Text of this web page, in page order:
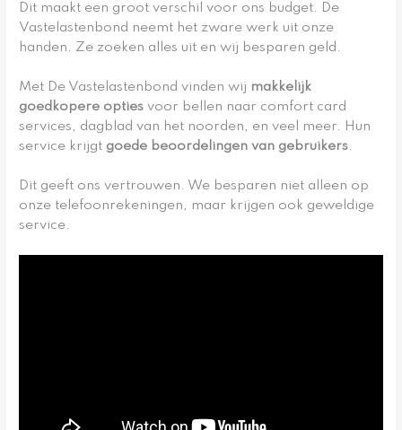
Dit maakt een groot verschil voor ons budget. De
Vastelastenbond neemt het zware werk uit onze
handen. Ze zoeken alles uit en wij besparen geld.
Met De Vastelastenbond vinden wij makkelijk
goedkopere opties voor bellen naar comfort card
services, dagblad van het noorden, en veel meer. Hun
service krijgt goede beoordelingen van gebruikers.
Dit geeft ons vertrouwen. We besparen niet alleen op
onze telefoonrekeningen, maar krijgen ook geweldige
service.